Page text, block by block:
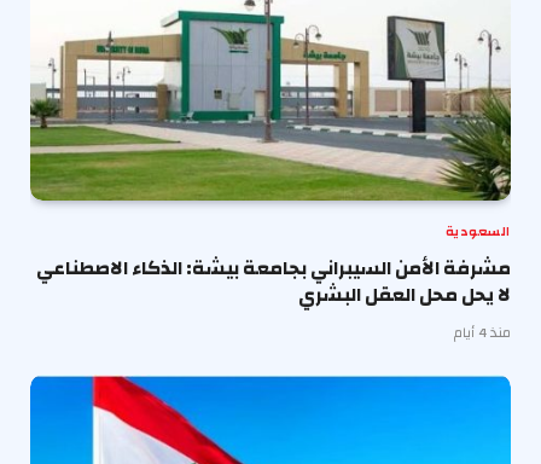
السعودية
مشرفة الأمن السيبراني بجامعة بيشة: الذكاء الاصطناعي
لا يحل محل العقل البشري
منذ 4 أيام